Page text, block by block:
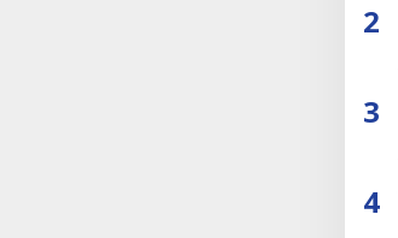
2
3
4